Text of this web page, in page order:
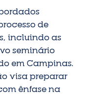
de
incluindo as
seminário
em Campinas.
visa preparar
ênfase na